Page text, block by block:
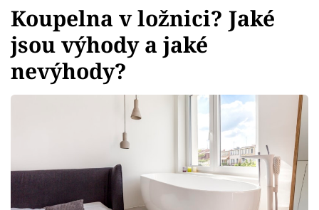
Témata
Bydlení
Sledujte prima+
Koupelna v ložnici? Jaké
jsou výhody a jaké
nevýhody?